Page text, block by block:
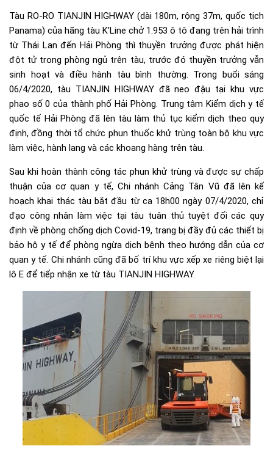
Tàu RO-RO TIANJIN HIGHWAY (dài 180m, rộng 37m, quốc tịch
Panama) của hãng tàu K’Line chở 1.953 ô tô đang trên hải trình
từ Thái Lan đến Hải Phòng thì thuyền trưởng được phát hiện
đột tử trong phòng ngủ trên tàu, trước đó thuyền trưởng vẫn
sinh hoạt và điều hành tàu bình thường. Trong buổi sáng
06/4/2020, tàu TIANJIN HIGHWAY đã neo đậu tại khu vực
phao số 0 của thành phố Hải Phòng. Trung tâm Kiểm dịch y tế
quốc tế Hải Phòng đã lên tàu làm thủ tục kiểm dịch theo quy
định, đồng thời tổ chức phun thuốc khử trùng toàn bộ khu vực
làm việc, hành lang và các khoang hàng trên tàu.
Sau khi hoàn thành công tác phun khử trùng và được sự chấp
thuận của cơ quan y tế, Chi nhánh Cảng Tân Vũ đã lên kế
hoạch khai thác tàu bắt đầu từ ca 18h00 ngày 07/4/2020, chỉ
đạo công nhân làm việc tại tàu tuân thủ tuyệt đối các quy
định về phòng chống dịch Covid-19, trang bị đầy đủ các thiết bị
bảo hộ y tế để phòng ngừa dịch bệnh theo hướng dẫn của cơ
quan y tế. Chi nhánh cũng đã bố trí khu vực xếp xe riêng biệt lại
lô E để tiếp nhận xe từ tàu TIANJIN HIGHWAY.